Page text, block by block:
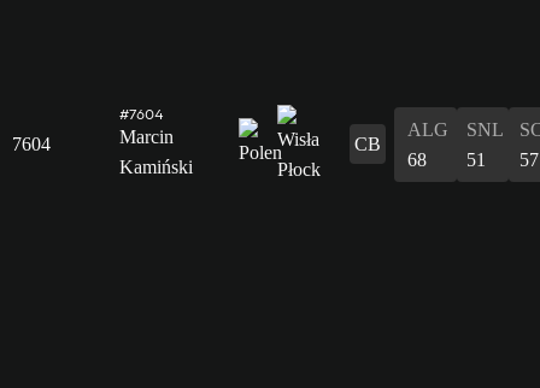
7604
#7604
Marcin
Kamiński
CB
ALG
68
SNL
51
57